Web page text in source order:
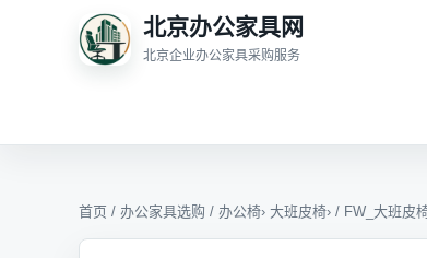
北京办公家具网
北京企业办公家具采购服务
首页 / 办公家具选购 / 办公椅› 大班皮椅› / FW_大班皮